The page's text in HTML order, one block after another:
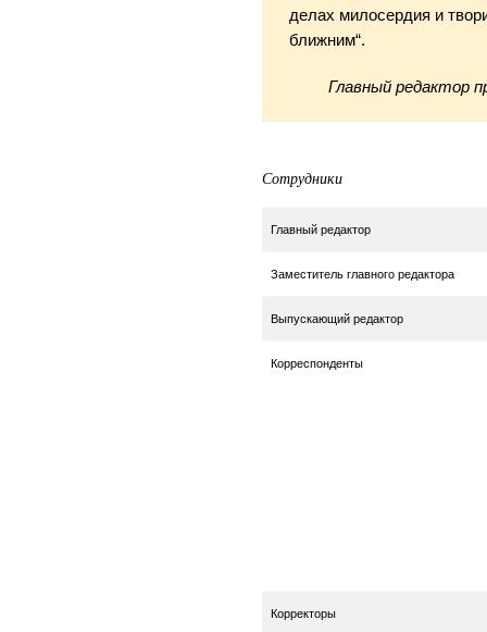
делах милосердия и
ближним“.
Главный редактор
Сотрудники
Главный редактор
Заместитель главного редактора
Выпускающий редактор
Корреспонденты
Корректоры